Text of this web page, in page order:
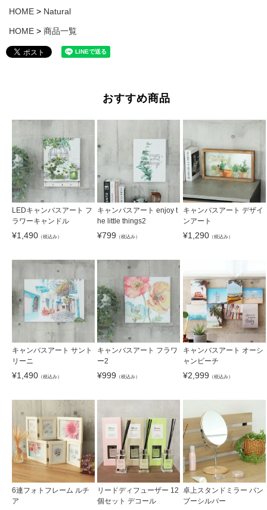
HOME Natural
HOME 商品一覧
おすすめ商品
LEDキャンバスアート フ
ラワーキャンドル
¥1,490 （税込み）
キャンバスアート enjoy t
he little things2
¥799 （税込み）
キャンバスアート デザイ
ンアート
¥1,290（税込み）
キャンバスアート サント
リーニ
¥1,490 （税込み）
キャンバスアート フラワ
ー2
¥999 （税込み）
キャンバスアート オーシ
ャンビーチ
¥2,999 （税込み）
6連フォトフレーム ルチ
ア
リードディフューザー 12
個セット デコール
卓上スタンドミラー バン
ブーシルバー